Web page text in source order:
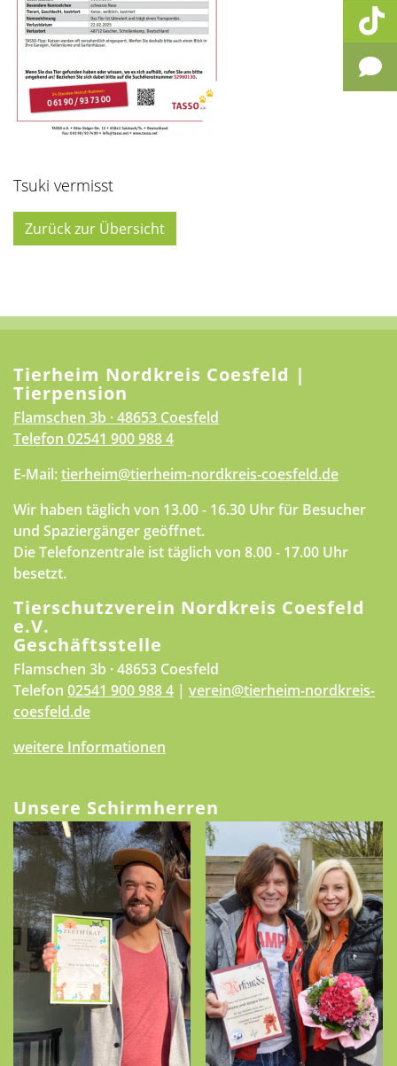
Tsuki vermisst
Zurück zur Übersicht
Tierheim Nordkreis Coesfeld |
Tierpension
Flamschen 3b · 48653 Coesfeld
Telefon 02541 900 988 4
E-Mail:tierheim@tierheim-nordkreis-coesfeld.de
Wir haben täglich von 13.00 - 16.30 Uhr für Besucher
und Spaziergänger geöffnet.
Die Telefonzentrale ist täglich von 8.00 - 17.00 Uhr
besetzt.
Tierschutzverein Nordkreis Coesfeld
e.V.
Geschäftsstelle
Flamschen 3b · 48653 Coesfeld
Telefon 02541 900 988 4 | verein@tierheim-nordkreis-
coesfeld.de
weitere Informationen
Unsere Schirmherren